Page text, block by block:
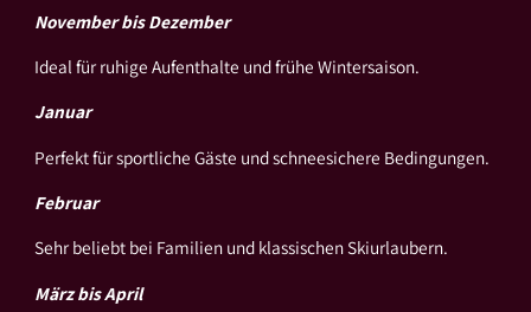
November bis Dezember
Ideal für ruhige Aufenthalte und frühe Wintersaison.
Januar
Perfekt für sportliche Gäste und schneesichere Bedingungen.
Februar
Sehr beliebt bei Familien und klassischen Skiurlaubern.
März bis April